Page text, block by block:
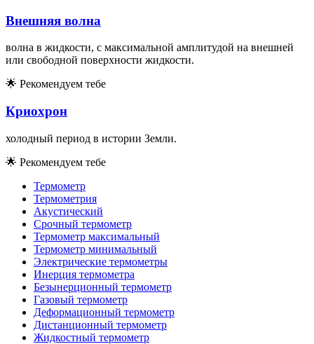
Внешняя волна
волна в жидкости, с максимальной амплитудой на внешней
или свободной поверхности жидкости.
🌟 Рекомендуем тебе
Криохрон
холодный период в истории Земли.
🌟 Рекомендуем тебе
Термометр
Термометрия
Акустический
Срочный термометр
Термометр максимальный
Термометр минимальный
Электрические термометры
Инерция термометра
Безынерционный термометр
Газовый термометр
Деформационный термометр
Дистанционный термометр
Жидкостный термометр